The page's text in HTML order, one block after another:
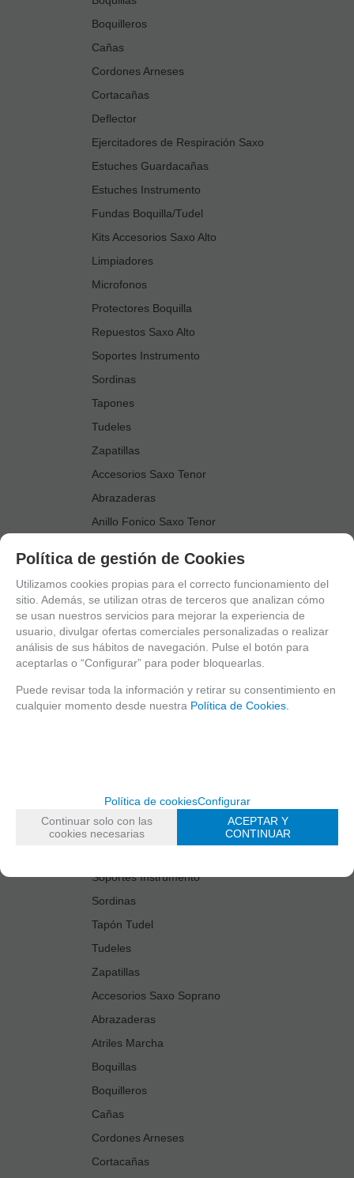
Boquilleros
Cañas
Cordones Arneses
Cortacañas
Deflector
Ejercitadores de Respiración Saxo
Estuches Guardacañas
Estuches Instrumento
Fundas Boquilla/Tudel
Kits Accesorios Saxo Alto
Limpiadores
Microfonos
Protectores Boquilla
Repuestos Saxo Alto
Soportes Instrumento
Sordinas
Tapones
Tudeles
Zapatillas
Accesorios Saxo Tenor
Abrazaderas
Anillo Fonico Saxo Tenor
Boquillas
Boquilleros
Cañas
Cortacañas
Deflector Saxo Tenor
Estuches Guardacañas
Limpiadores
Protectores Boquilla
Soportes Instrumento
Sordinas
Tapón Tudel
Tudeles
Zapatillas
Accesorios Saxo Soprano
Abrazaderas
Atriles Marcha
Boquillas
Boquilleros
Cañas
Cordones Arneses
Cortacañas
Política de gestión de Cookies
Utilizamos cookies propias para el correcto funcionamiento del
sitio. Además, se utilizan otras de terceros que analizan cómo
se usan nuestros servicios para mejorar la experiencia de
usuario, divulgar ofertas comerciales personalizadas o realizar
análisis de sus hábitos de navegación. Pulse el botón para
aceptarlas o “Configurar” para poder bloquearlas.
Puede revisar toda la información y retirar su consentimiento en
cualquier momento desde nuestra Política de Cookies.
Política de cookiesConfigurar
Continuar solo con las
cookies necesarias
ACEPTAR Y
CONTINUAR